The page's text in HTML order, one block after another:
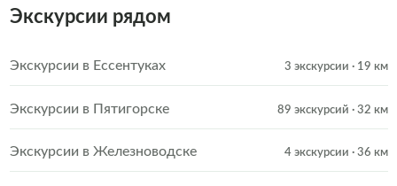
Экскурсии рядом
Экскурсии в Ессентуках 3 экскурсии · 19 км
Экскурсии в Пятигорске 89 экскурсий · 32 км
Экскурсии в Железноводске 4 экскурсии · 36 км